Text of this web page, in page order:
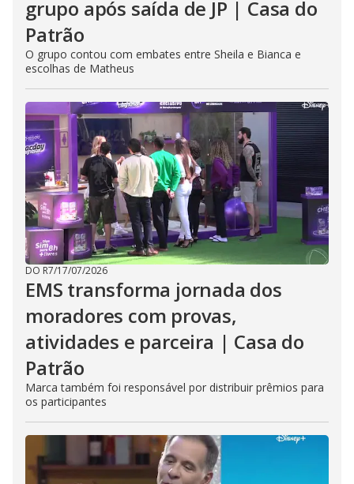
grupo após saída de JP | Casa do
Patrão
O grupo contou com embates entre Sheila e Bianca e
escolhas de Matheus
DO R7/17/07/2026
EMS transforma jornada dos
moradores com provas,
atividades e parceira | Casa do
Patrão
Marca também foi responsável por distribuir prêmios para
os participantes